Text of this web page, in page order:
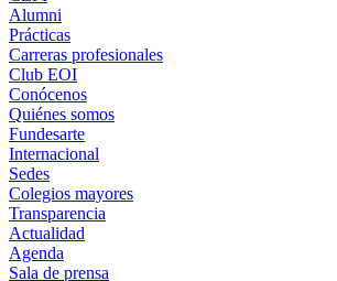
Alumni
Prácticas
Carreras profesionales
Club EOI
Conócenos
Quiénes somos
Fundesarte
Internacional
Sedes
Colegios mayores
Transparencia
Actualidad
Agenda
Sala de prensa